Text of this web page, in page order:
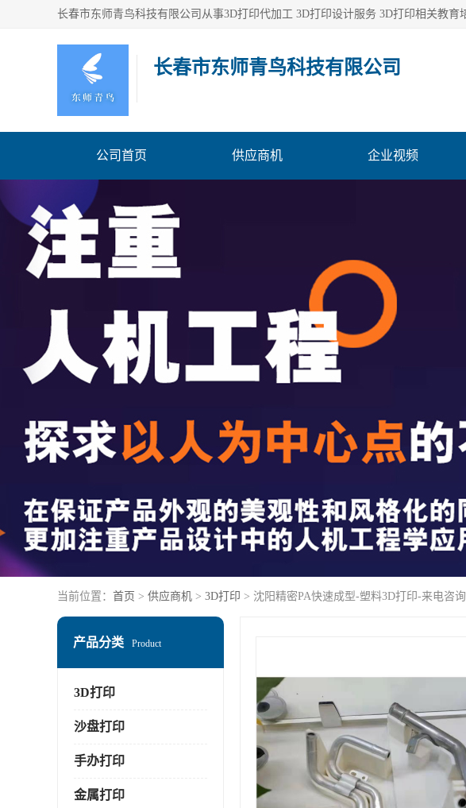
长春市东师青鸟科技有限公司
公司首页 供应商机 企业视频
当前位置： 首页 > 供应商机 > 3D打印 > 沈阳精密PA快速成型-塑料3D打印-来电咨询
产品分类 Product
3D打印
沙盘打印
手办打印
金属打印